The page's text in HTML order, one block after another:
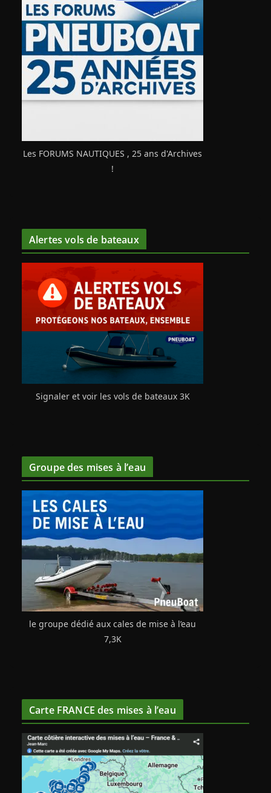
Les FORUMS NAUTIQUES , 25 ans d'Archives
!
Alertes vols de bateaux
Signaler et voir les vols de bateaux 3K
Groupe des mises à l’eau
le groupe dédié aux cales de mise à l’eau
7,3K
Carte FRANCE des mises à l’eau